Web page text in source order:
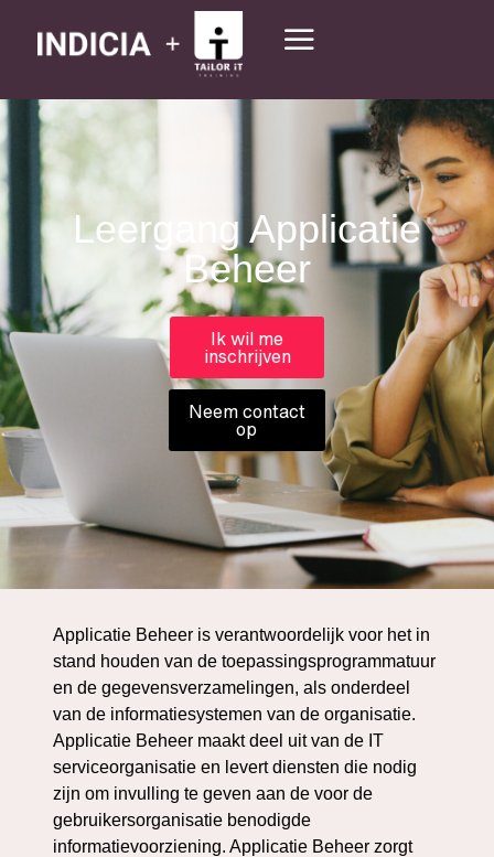
Leergang Applicatie
Beheer
Ik wil me
inschrijven
Neem contact
op
Applicatie Beheer is verantwoordelijk voor het in
stand houden van de toepassingsprogrammatuur
en de gegevensverzamelingen, als onderdeel
van de informatiesystemen van de organisatie.
Applicatie Beheer maakt deel uit van de IT
serviceorganisatie en levert diensten die nodig
zijn om invulling te geven aan de voor de
gebruikersorganisatie benodigde
informatievoorziening. Applicatie Beheer zorgt